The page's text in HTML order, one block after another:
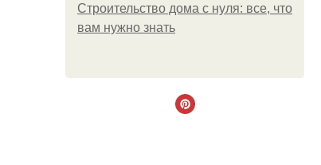
Строительство дома с нуля: все, что
вам нужно знать